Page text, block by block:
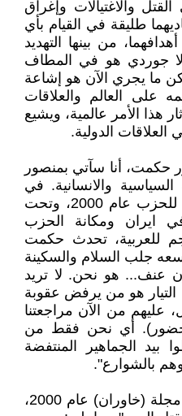
والاغتيالات وإغراق
طليقة في القيام بأي
من بينها التهديد
لا جوردي هو في المطاف
ما يجري الآن هو إشاعة
على العالم والعلاقات
هذا الأمر عالمية، ويشيع
العلاقات الدولية.
حكمت، أنا سآتي بمنصور
والانسانية. في
خطاب له في المؤتمر الثالث للحزب عام 2000، وتحت
ايران ومكانة الحزب
للعربية، تحدث حكمت
جلب السلام والسكينة
عنف... هو نحن. لا تريد
التيار هو من يرفض عقوبة
عليهم من الآن مراجعتنا
أي نحن فقط من
الجماهير المنتفضة
بالشوارع".
او يرد في مقابلة أجرتها معه مجلة (خاوران) عام 2000،